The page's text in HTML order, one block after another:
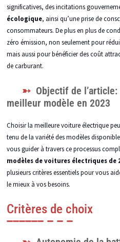
significatives, des incitations
écologique, ainsi qu’une prise de
consommateurs. De plus en plus de
zéro émission, non seulement pour
mais aussi pour bénéficier des coût
de carburant.
Objectif de
meilleur modèle en 2023
Choisir la meilleure voiture électrique
tenu de la variété des modèles
vous guider à travers ce processus
modèles de voitures électriques de
plusieurs critères essentiels pour vous
le mieux à vos besoins.
Critères de choix